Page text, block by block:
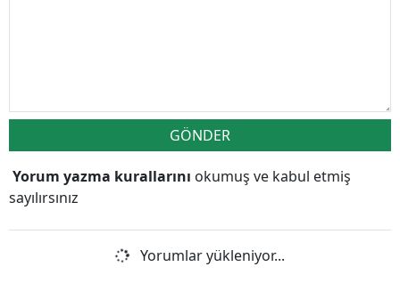
GÖNDER
Yorum yazma kurallarını okumuş ve kabul etmiş
sayılırsınız
Yorumlar yükleniyor...